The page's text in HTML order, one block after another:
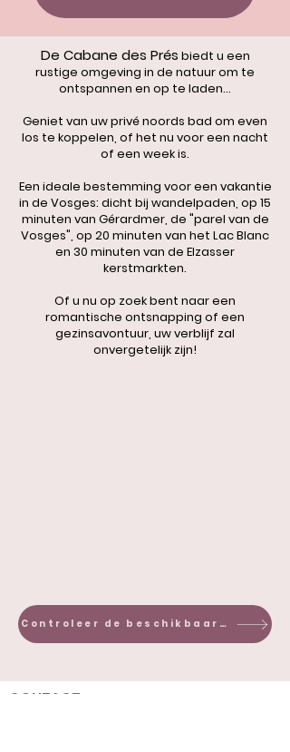
De Cabane des Prés biedt u een
rustige omgeving in de natuur om te
ontspannen en op te laden...
Geniet van uw privé noords bad om even
los te koppelen, of het nu voor een nacht
of een week is.
Een ideale bestemming voor een vakantie
in de Vosges: dicht bij wandelpaden, op 15
minuten van Gérardmer, de "parel van de
Vosges", op 20 minuten van het Lac Blanc
en 30 minuten van de Elzasser
kerstmarkten.
Of u nu op zoek bent naar een
romantische ontsnapping of een
gezinsavontuur, uw verblijf zal
onvergetelijk zijn!
Controleer de beschikbaarheid!
CONTACT